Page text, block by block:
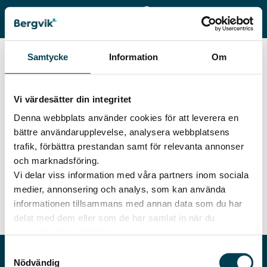
Samtycke Information Om
Vi värdesätter din integritet
Denna webbplats använder cookies för att leverera en
bättre användarupplevelse, analysera webbplatsens
trafik, förbättra prestandan samt för relevanta annonser
och marknadsföring.
Vi delar viss information med våra partners inom sociala
medier, annonsering och analys, som kan använda
informationen tillsammans med annan data som du har
delat med dem eller som de har samlat in när du
Nödvändig
I veckan kom julen till
Bergvik Eller i alla fall till
inspelningen av vår
kampanjfilm Vilka duktiga
skådisar vi har haft, grymt
jobbat allihopa!
I veckan kom julen till Bergvik ?Eller i alla fall till
inspelningen av vår kampanjfilm ? Vilka duktiga skådisar vi
har haft, grymt jobbat allihopa! Resultatet ser ni lite närmare